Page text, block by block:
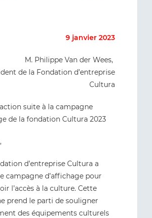
9 janvier 2023
M. Philippe Van der Wees,
de la Fondation d’entreprise
Cultura
suite à la campagne
de la fondation Cultura 2023
d’entreprise Cultura a
campagne d’affichage pour
l’accès à la culture. Cette
prend le parti de souligner
des équipements culturels